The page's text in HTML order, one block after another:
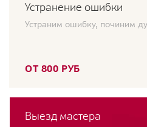
Устранение ошибки
Устраним ошибку, починим
ОТ 800 РУБ
Выезд мастера